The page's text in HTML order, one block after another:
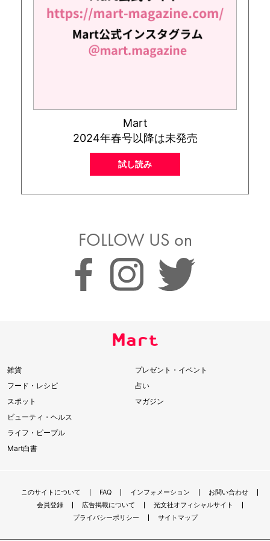
Mart
2024年春号以降は未発売
試し読み
FOLLOW US on
雑貨
フード・レシピ
スポット
ビューティ・ヘルス
ライフ・ピープル
Mart白書
プレゼント・イベント
占い
マガジン
このサイトについて FAQ インフォメーション
お問い合わせ
会員登録
広告掲載について
光文社オフィシャルサイト
プライバシーポリシー
サイトマップ